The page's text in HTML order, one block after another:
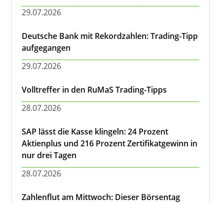
29.07.2026
Deutsche Bank mit Rekordzahlen: Trading-Tipp
aufgegangen
29.07.2026
Volltreffer in den RuMaS Trading-Tipps
28.07.2026
SAP lässt die Kasse klingeln: 24 Prozent
Aktienplus und 216 Prozent Zertifikatgewinn in
nur drei Tagen
28.07.2026
Zahlenflut am Mittwoch: Dieser Börsentag